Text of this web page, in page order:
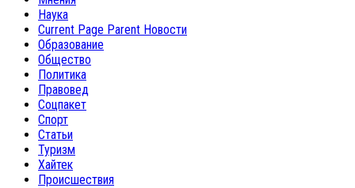
Наука
Current Page Parent Новости
Образование
Общество
Политика
Правовед
Соцпакет
Спорт
Статьи
Туризм
Хайтек
Происшествия